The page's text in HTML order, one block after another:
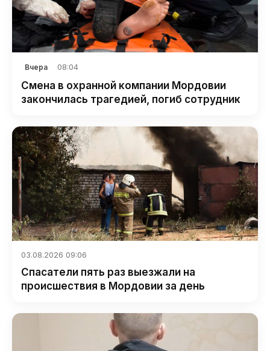
Вчера 08:04
Смена в охранной компании Мордовии
закончилась трагедией, погиб сотрудник
03.08.2026 09:06
Спасатели пять раз выезжали на
происшествия в Мордовии за день